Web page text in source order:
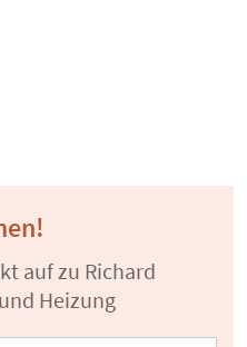
auf zu Richard
Heizung